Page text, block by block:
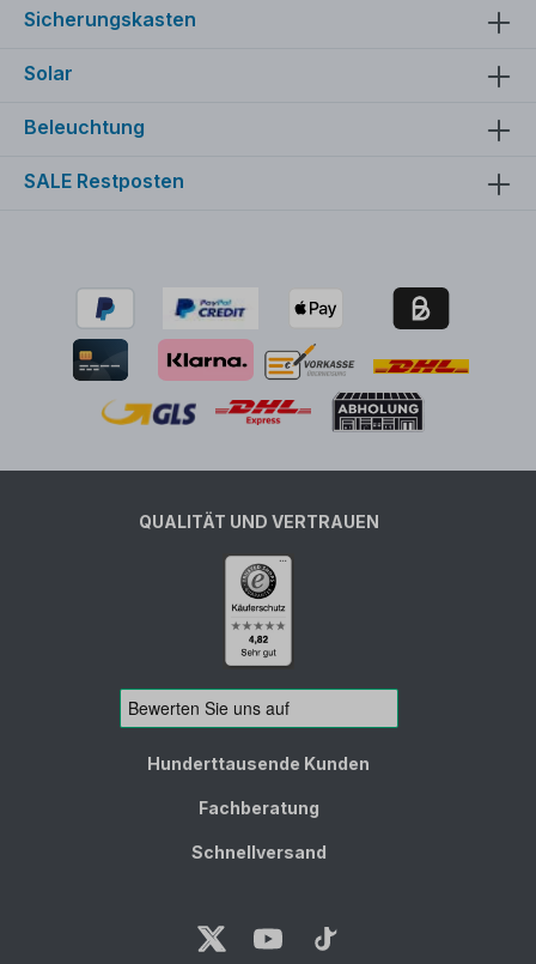
Sicherungskasten
Solar
Beleuchtung
SALE Restposten
QUALITÄT UND VERTRAUEN
Hunderttausende Kunden
Fachberatung
Schnellversand